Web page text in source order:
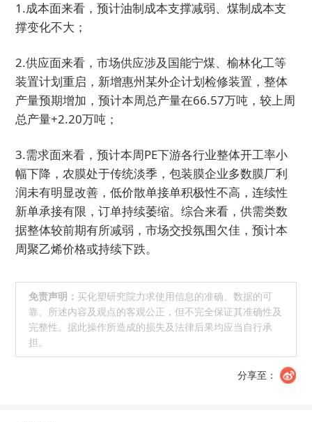
1.成本面来看，预计油制成本支撑减弱、煤制成本支
撑变化不大；
2.供应面来看，市场供应涉及国能宁煤、榆林化工等
装置计划重启，新增惠州某外企计划检修装置，整体
产量预期增加，预计本周总产量在66.57万吨，较上周
总产量+2.20万吨；
3.需求面来看，预计本周PE下游各行业整体开工率小
幅下降，农膜处于传统淡季，包装膜企业多数膜厂利
润未有明显改善，低价散单接单积极性不高，连续性
新单承接有限，订单持续萎缩。综合来看，供需类数
据整体较前期有所减弱，市场交投氛围欠佳，预计本
周聚乙烯价格或持续下跌。
免责声明： 买化塑研究院力求使用信息的准确、数据的可
靠、所述内容及观点的客观公正，但不完全保证其准确性及
完整性。据此操作所造成的损失及法律后果均应当自行承
担。
分享至：